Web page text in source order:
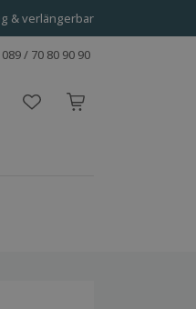
& verlängerbar
089 / 70 80 90 90